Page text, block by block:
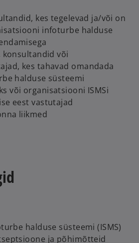
kes tegelevad ja/või on
infoturbe halduse
või
kes tahavad omandada
halduse süsteemi
või organisatsiooni ISMSi
eest vastutajad
liikmed
halduse süsteemi (ISMS)
ja põhimõtteid